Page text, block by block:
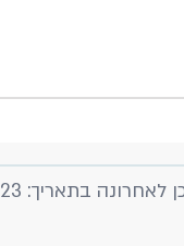
בתאריך: 13/09/2023